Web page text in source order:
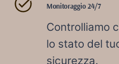
Monitoraggio 24/7
Controlliamo
lo stato del
sicurezza.